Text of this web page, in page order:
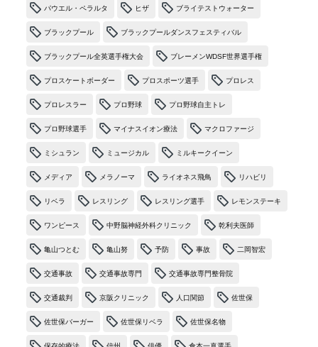
パウエル・ペラルタ ヒザ ブライテストウォーター
ブラックプール ブラックプールダンスフェスティバル
ブラックプール全英選手権大会 ブレーメンWDSF世界選手権
プロスケートボーダー プロスポーツ選手 プロレス
プロレスラー プロ野球 プロ野球自主トレ
プロ野球選手 マイナスイオン療法 マクロファージ
ミシュラン ミュージカル ミルキークイーン
メディア メラノーマ ライオネス飛鳥 リハビリ
リベラ レスリング レスリング選手 レモンステーキ
ワンピース 中野脳神経外科クリニック 乾利夫医師
亀山つとむ 亀山努 予防 事故 二岡智宏
交通事故 交通事故専門 交通事故専門整骨院
交通裁判 京阪クリニック 人口関節 佐世保
佐世保バーガー 佐世保リベラ 佐世保名物